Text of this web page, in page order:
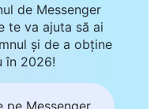
de Messenger
te va ajuta să ai
și de a obține
în 2026!